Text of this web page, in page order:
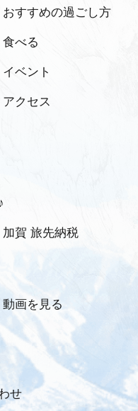
おすすめの過ごし方
食べる
イベント
アクセス
加賀 旅先納税
動画を見る
せ